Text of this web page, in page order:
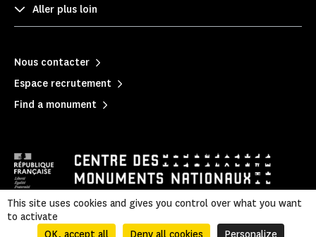
Aller plus loin
Nous contacter
Espace recrutement
Find a monument
Mentions légales
Legal & administrative information
| Sitemap
This site uses cookies and gives you control over what you want
to activate